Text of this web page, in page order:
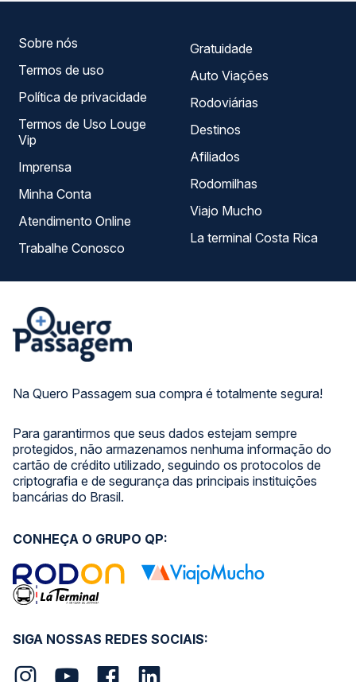
Na Quero Passagem sua compra é totalmente segura!
Para garantirmos que seus dados estejam sempre
protegidos, não armazenamos nenhuma informação do
cartão de crédito utilizado, seguindo os protocolos de
criptografia e de segurança das principais instituições
bancárias do Brasil.
Sobre nós
Termos de uso
Política de privacidade
Termos de Uso Louge
Vip
Imprensa
Minha Conta
Atendimento Online
Trabalhe Conosco
Gratuidade
Auto Viações
Rodoviárias
Destinos
Afiliados
Rodomilhas
Viajo Mucho
La terminal Costa Rica
SIGA NOSSAS REDES SOCIAIS:
CONHEÇA O GRUPO QP: